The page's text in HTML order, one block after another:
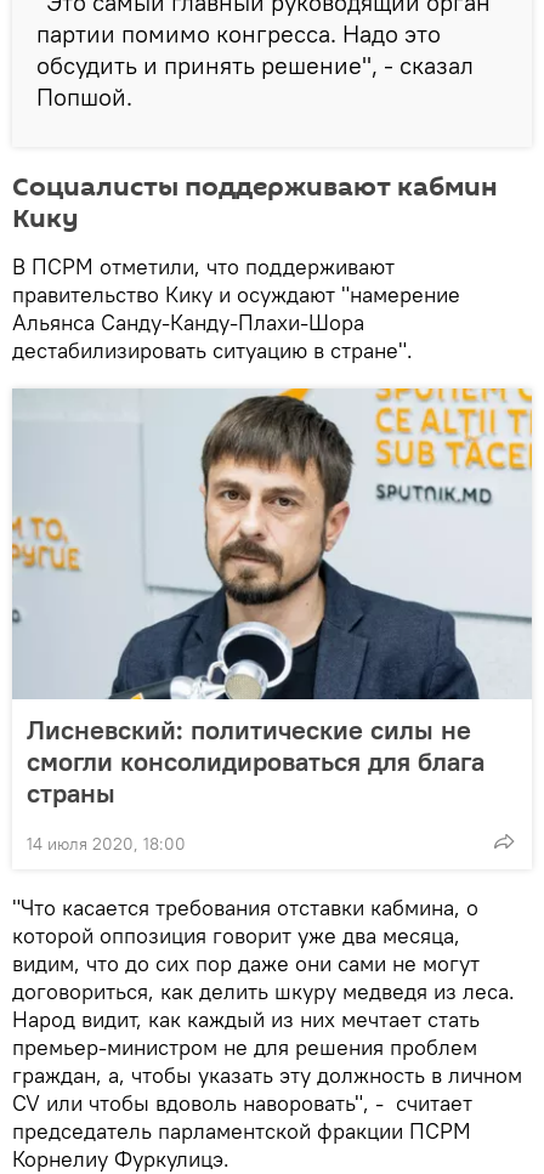
партии помимо конгресса. Надо это
обсудить и принять решение", - сказал
Попшой.
Социалисты поддерживают кабмин
Кику
В ПСРМ отметили, что поддерживают
правительство Кику и осуждают "намерение
Альянса Санду-Канду-Плахи-Шора
дестабилизировать ситуацию в стране".
Лисневский: политические силы не
смогли консолидироваться для блага
страны
14 июля 2020, 18:00
"Что касается требования отставки кабмина, о
которой оппозиция говорит уже два месяца,
видим, что до сих пор даже они сами не могут
договориться, как делить шкуру медведя из леса.
Народ видит, как каждый из них мечтает стать
премьер-министром не для решения проблем
граждан, а, чтобы указать эту должность в личном
CV или чтобы вдоволь наворовать", - считает
председатель парламентской фракции ПСРМ
Корнелиу Фуркулицэ.